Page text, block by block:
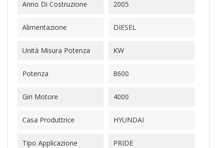
Anno Di Costruzione 2005
Alimentazione DIESEL
Unità Misura Potenza KW
Potenza 8600
Giri Motore 4000
Casa Produttrice HYUNDAI
Tipo Applicazione PRIDE